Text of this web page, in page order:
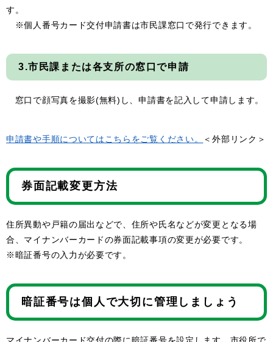
す。
※個人番号カード交付申請書は市民課窓口で発行できます。
3.市民課または各支所の窓口で申請
窓口で顔写真を撮影(無料)し、申請書を記入して申請します。
申請書や手順についてはこちらをご覧ください。 ＜外部リンク＞
券面記載変更方法
住所異動や戸籍の届出などで、住所や氏名などが変更となる場
合、マイナンバーカードの券面記載事項の変更が必要です。
※暗証番号の入力が必要です。
暗証番号は個人で大切に管理しましょう